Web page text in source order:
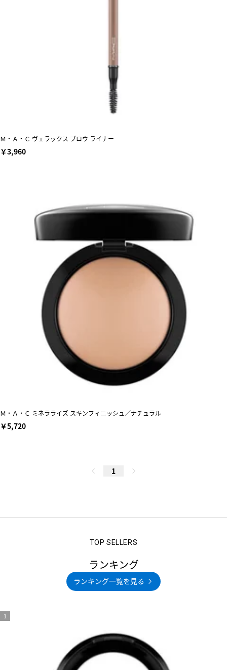
Ｍ・Ａ・Ｃ ヴェラックス ブロウ ライナー
￥3,960
Ｍ・Ａ・Ｃ ミネラライズ スキンフィニッシュ／ナチュラル
￥5,720
1
ランキング
ランキング一覧を見る